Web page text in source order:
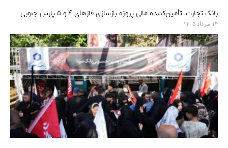
بانک تجارت، تأمین‌کننده مالی پروژه بازسازی فازهای ۴ و ۵ پارس جنوبی
۱۴ مرداد ۱۴۰۵